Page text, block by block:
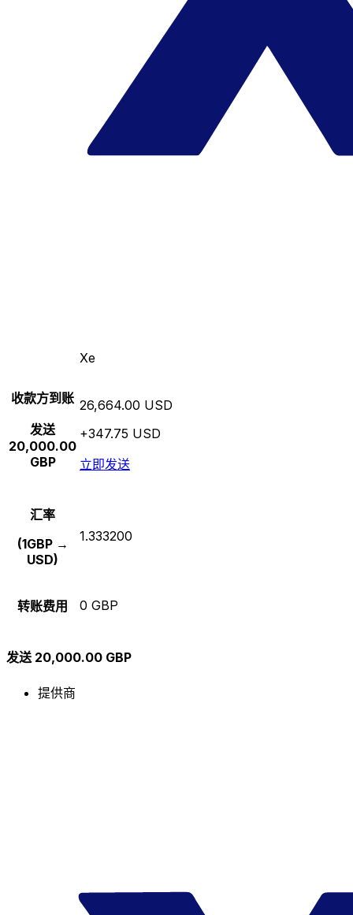
Xe
收款方到账
发送
20,000.00
GBP
26,664.00 USD
+347.75 USD
立即发送
汇率
(1GBP →
USD)
1.333200
转账费用 0 GBP
发送 20,000.00 GBP
提供商